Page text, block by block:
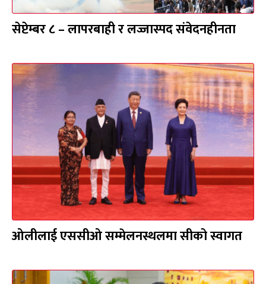
सेप्टेम्बर ८ – लापरबाही र लज्जास्पद संवेदनहीनता
ओलीलाई एससीओ सम्मेलनस्थलमा सीको स्वागत